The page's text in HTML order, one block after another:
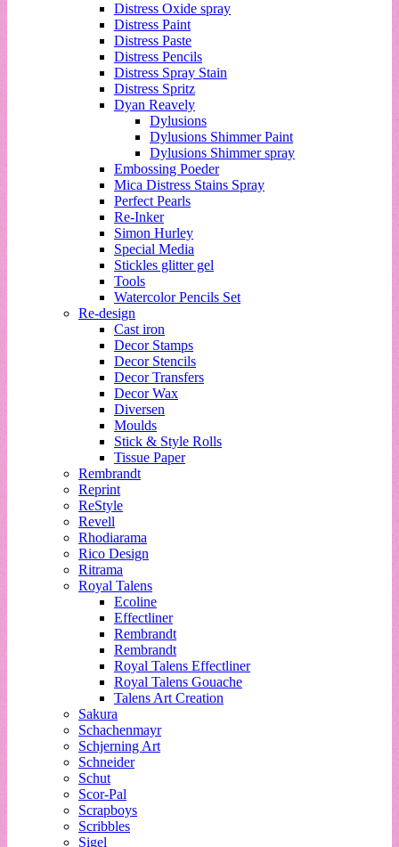
Distress Oxide spray
Distress Paint
Distress Paste
Distress Pencils
Distress Spray Stain
Distress Spritz
Dyan Reavely
Dylusions
Dylusions Shimmer Paint
Dylusions Shimmer spray
Embossing Poeder
Mica Distress Stains Spray
Perfect Pearls
Re-Inker
Simon Hurley
Special Media
Stickles glitter gel
Tools
Watercolor Pencils Set
Re-design
Cast iron
Decor Stamps
Decor Stencils
Decor Transfers
Decor Wax
Diversen
Moulds
Stick & Style Rolls
Tissue Paper
Rembrandt
Reprint
ReStyle
Revell
Rhodiarama
Rico Design
Ritrama
Royal Talens
Ecoline
Effectliner
Rembrandt
Rembrandt
Royal Talens Effectliner
Royal Talens Gouache
Talens Art Creation
Sakura
Schachenmayr
Schjerning Art
Schneider
Schut
Scor-Pal
Scrapboys
Scribbles
Sigel